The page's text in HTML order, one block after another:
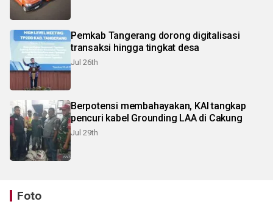
Pemkab Tangerang dorong digitalisasi
transaksi hingga tingkat desa
Jul 26th
Berpotensi membahayakan, KAI tangkap
pencuri kabel Grounding LAA di Cakung
Jul 29th
Foto